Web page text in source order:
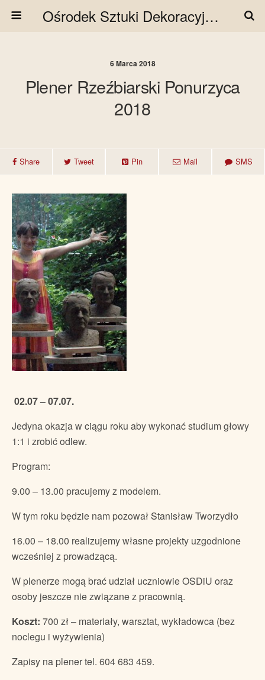
Ośrodek Sztuki Dekoracyjnej i Użytkowej
6 Marca 2018
Plener Rzeźbiarski Ponurzyca
2018
Share Tweet Pin Mail SMS
02.07 – 07.07.
Jedyna okazja w ciągu roku aby wykonać studium głowy
1:1 i zrobić odlew.
Program:
9.00 – 13.00 pracujemy z modelem.
W tym roku będzie nam pozował Stanisław Tworzydło
16.00 – 18.00 realizujemy własne projekty uzgodnione
wcześniej z prowadzącą.
W plenerze mogą brać udział uczniowie OSDiU oraz
osoby jeszcze nie związane z pracownią.
Koszt: 700 zł – materiały, warsztat, wykładowca (bez
noclegu i wyżywienia)
Zapisy na plener tel. 604 683 459.